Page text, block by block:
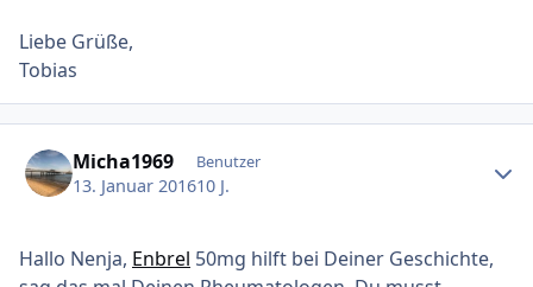
Liebe Grüße,
Tobias
Micha1969 Benutzer
13. Januar 201610 J.
Hallo Nenja, Enbrel 50mg hilft bei Deiner Geschichte,